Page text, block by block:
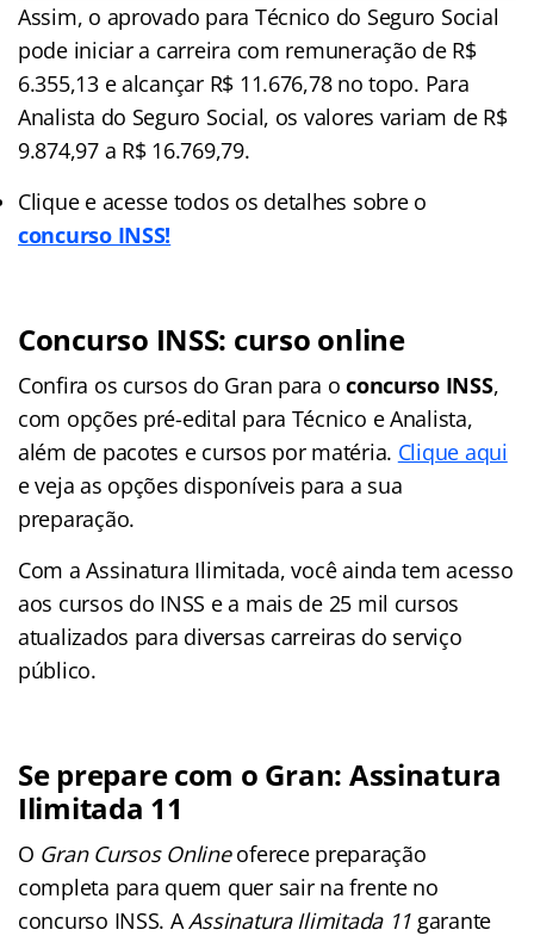
Assim, o aprovado para Técnico do Seguro Social
pode iniciar a carreira com remuneração de R$
6.355,13 e alcançar R$ 11.676,78 no topo. Para
Analista do Seguro Social, os valores variam de R$
9.874,97 a R$ 16.769,79.
Clique e acesse todos os detalhes sobre o
concurso INSS!
Concurso INSS: curso online
Confira os cursos do Gran para oconcurso INSS,
com opções pré-edital para Técnico e Analista,
além de pacotes e cursos por matéria. Clique aqui
e veja as opções disponíveis para a sua
preparação.
Com a Assinatura Ilimitada, você ainda tem acesso
aos cursos do INSS e a mais de 25 mil cursos
atualizados para diversas carreiras do serviço
público.
Se prepare com o Gran: Assinatura
Ilimitada 11
O Gran Cursos Onlineoferece preparação
completa para quem quer sair na frente no
concurso INSS. AAssinatura Ilimitada 11 garante